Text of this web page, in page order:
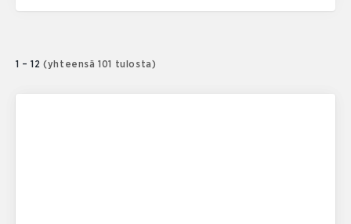
1 – 12 (yhteensä 101 tulosta)